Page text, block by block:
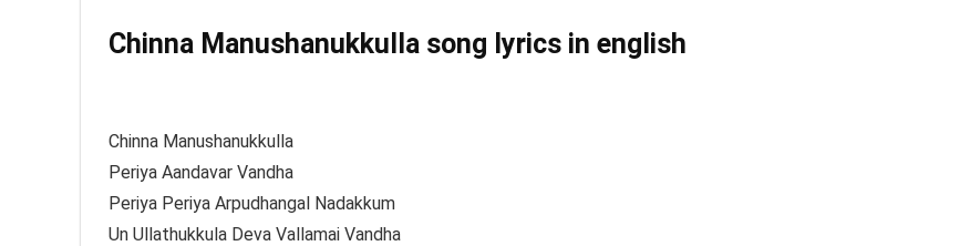
Chinna Manushanukkulla song lyrics in english
Chinna Manushanukkulla
Periya Aandavar Vandha
Periya Periya Arpudhangal Nadakkum
Un Ullathukkula Deva Vallamai Vandha